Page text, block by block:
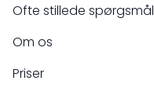
Ofte stillede spørgsmål
Om os
Priser